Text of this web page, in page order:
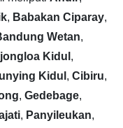
, Babakan Ciparay,
Wetan,
Kidul ,
Kidul , Cibiru,
, Gedebage,
, Panyileukan,